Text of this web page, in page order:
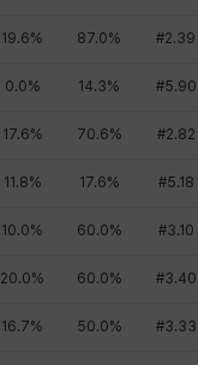
19.6% 87.0% #2.39
0.0% 14.3% #5.90
17.6% 70.6% #2.82
11.8% 17.6% #5.18
10.0% 60.0% #3.10
20.0% 60.0% #3.40
16.7% 50.0% #3.33